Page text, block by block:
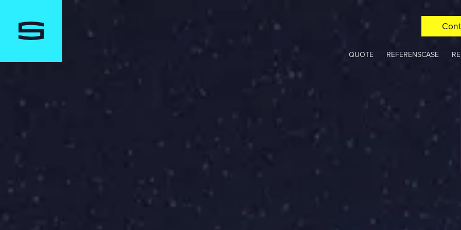
QUOTE REFERENSCASE